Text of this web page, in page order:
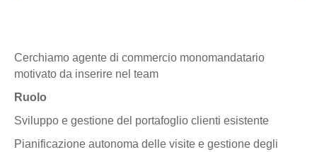
Cerchiamo agente di commercio monomandatario
motivato da inserire nel team
Ruolo
Sviluppo e gestione del portafoglio clienti esistente
Pianificazione autonoma delle visite e gestione degli